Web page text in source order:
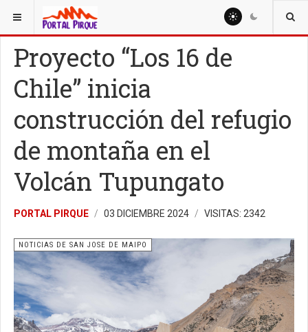
ESTÁ AQUÍ: NOTICIAS NOTICIAS DE SAN JOSE DE MAIPO
Proyecto “Los 16 de
Chile” inicia
construcción del refugio
de montaña en el
Volcán Tupungato
PORTAL PIRQUE 03 DICIEMBRE 2024 VISITAS: 2342
NOTICIAS DE SAN JOSE DE MAIPO